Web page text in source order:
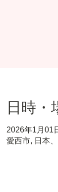
日時・
2026年1月01
愛西市, 日本